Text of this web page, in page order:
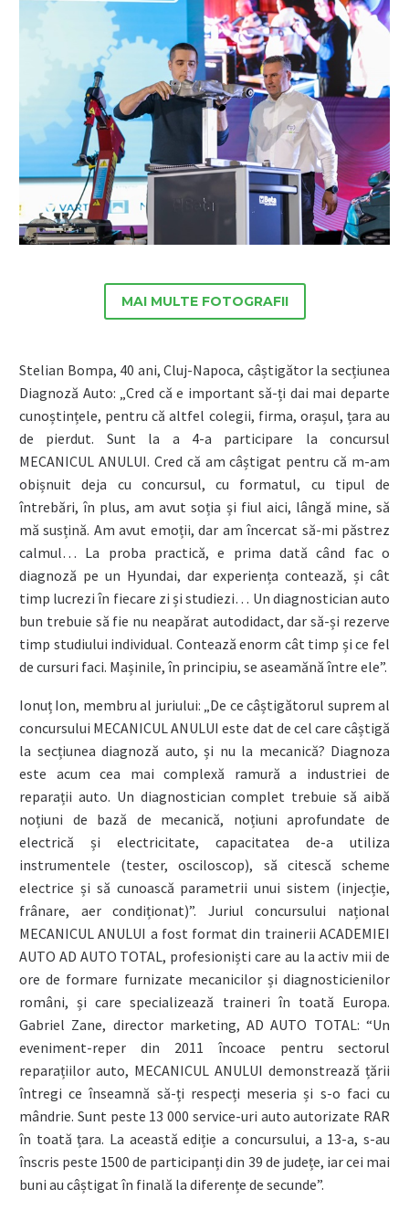
MAI MULTE FOTOGRAFII
Stelian Bompa, 40 ani, Cluj-Napoca, câștigător la secțiunea
Diagnoză Auto: „Cred că e important să-ți dai mai departe
cunoștințele, pentru că altfel colegii, firma, orașul, țara au
de pierdut. Sunt la a 4-a participare la concursul
MECANICUL ANULUI. Cred că am câștigat pentru că m-am
obișnuit deja cu concursul, cu formatul, cu tipul de
întrebări, în plus, am avut soția și fiul aici, lângă mine, să
mă susțină. Am avut emoții, dar am încercat să-mi păstrez
calmul… La proba practică, e prima dată când fac o
diagnoză pe un Hyundai, dar experiența contează, și cât
timp lucrezi în fiecare zi și studiezi… Un diagnostician auto
bun trebuie să fie nu neapărat autodidact, dar să-și rezerve
timp studiului individual. Contează enorm cât timp și ce fel
de cursuri faci. Mașinile, în principiu, se aseamănă între ele”.
Ionuț Ion, membru al juriului: „De ce câștigătorul suprem al
concursului MECANICUL ANULUI este dat de cel care câștigă
la secțiunea diagnoză auto, și nu la mecanică? Diagnoza
este acum cea mai complexă ramură a industriei de
reparații auto. Un diagnostician complet trebuie să aibă
noțiuni de bază de mecanică, noțiuni aprofundate de
electrică și electricitate, capacitatea de-a utiliza
instrumentele (tester, osciloscop), să citescă scheme
electrice și să cunoască parametrii unui sistem (injecție,
frânare, aer condiționat)”. Juriul concursului național
MECANICUL ANULUI a fost format din trainerii ACADEMIEI
AUTO AD AUTO TOTAL, profesioniști care au la activ mii de
ore de formare furnizate mecanicilor și diagnosticienilor
români, și care specializează traineri în toată Europa.
Gabriel Zane, director marketing, AD AUTO TOTAL: “Un
eveniment-reper din 2011 încoace pentru sectorul
reparațiilor auto, MECANICUL ANULUI demonstrează țării
întregi ce înseamnă să-ți respecți meseria și s-o faci cu
mândrie. Sunt peste 13 000 service-uri auto autorizate RAR
în toată țara. La această ediție a concursului, a 13-a, s-au
înscris peste 1500 de participanți din 39 de județe, iar cei mai
buni au câștigat în finală la diferențe de secunde”.